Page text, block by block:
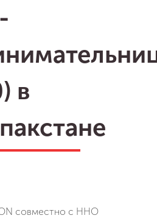
в
совместно с ННО